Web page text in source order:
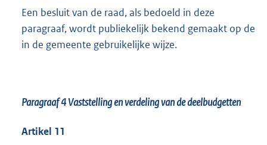
Een besluit van de raad, als bedoeld in deze
paragraaf, wordt publiekelijk bekend gemaakt op de
in de gemeente gebruikelijke wijze.
Paragraaf 4Vaststelling en verdeling van de deelbudgetten
Artikel 11